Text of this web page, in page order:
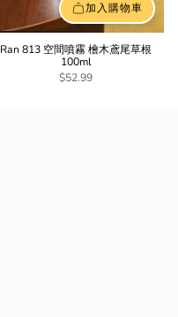
加入購物車
Ran 813 空間噴霧 檜木鳶尾草根
100ml
$52.99